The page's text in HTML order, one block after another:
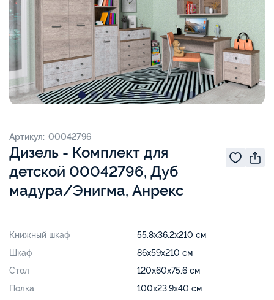
Дизель - Комплект для
детской 00042796, Дуб
мадура/Энигма, Анрекс
Артикул: 00042796
Книжный шкаф
55.8x36.2x210 см
Шкаф
86x59x210 см
Стол
120x60x75.6 см
Полка
100х23,9х40 см